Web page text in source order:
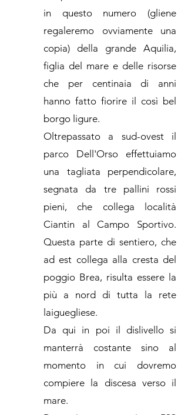
in questo numero (gliene
regaleremo ovviamente una
copia) della grande Aquilia,
figlia del mare e delle risorse
che per centinaia di anni
hanno fatto fiorire il così bel
borgo ligure.
Oltrepassato a sud-ovest il
parco Dell'Orso effettuiamo
una tagliata perpendicolare,
segnata da tre pallini rossi
pieni, che collega località
Ciantin al Campo Sportivo.
Questa parte di sentiero, che
ad est collega alla cresta del
poggio Brea, risulta essere la
più a nord di tutta la rete
laiguegliese.
Da qui in poi il dislivello si
manterrà costante sino al
momento in cui dovremo
compiere la discesa verso il
mare.